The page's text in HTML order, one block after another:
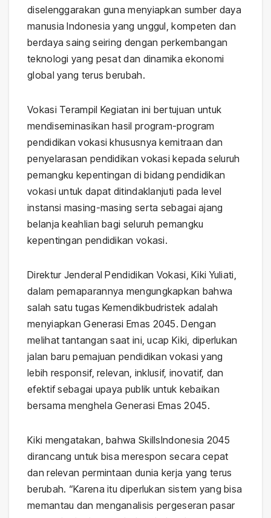
diselenggarakan guna menyiapkan sumber daya
manusia Indonesia yang unggul, kompeten dan
berdaya saing seiring dengan perkembangan
teknologi yang pesat dan dinamika ekonomi
global yang terus berubah.
Vokasi Terampil Kegiatan ini bertujuan untuk
mendiseminasikan hasil program-program
pendidikan vokasi khususnya kemitraan dan
penyelarasan pendidikan vokasi kepada seluruh
pemangku kepentingan di bidang pendidikan
vokasi untuk dapat ditindaklanjuti pada level
instansi masing-masing serta sebagai ajang
belanja keahlian bagi seluruh pemangku
kepentingan pendidikan vokasi.
Direktur Jenderal Pendidikan Vokasi, Kiki Yuliati,
dalam pemaparannya mengungkapkan bahwa
salah satu tugas Kemendikbudristek adalah
menyiapkan Generasi Emas 2045. Dengan
melihat tantangan saat ini, ucap Kiki, diperlukan
jalan baru pemajuan pendidikan vokasi yang
lebih responsif, relevan, inklusif, inovatif, dan
efektif sebagai upaya publik untuk kebaikan
bersama menghela Generasi Emas 2045.
Kiki mengatakan, bahwa SkillsIndonesia 2045
dirancang untuk bisa merespon secara cepat
dan relevan permintaan dunia kerja yang terus
berubah. “Karena itu diperlukan sistem yang bisa
memantau dan menganalisis pergeseran pasar